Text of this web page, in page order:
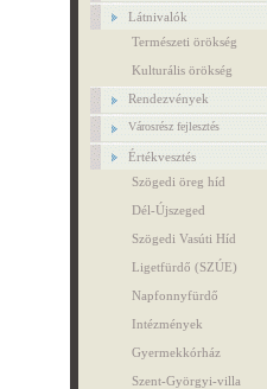
Látnivalók
Természeti örökség
Kulturális örökség
Rendezvények
Városrész fejlesztés
Értékvesztés
Szögedi öreg híd
Dél-Újszeged
Szögedi Vasúti Híd
Ligetfürdő (SZÚE)
Napfonnyfürdő
Intézmények
Gyermekkórház
Szent-Györgyi-villa